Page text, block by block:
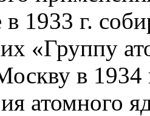
1933 г.
«Группу
в 1934
атомного